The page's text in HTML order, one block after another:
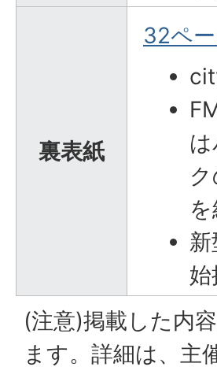
裏表紙
32ペ
(注意)掲載した内
ます。詳細は、主